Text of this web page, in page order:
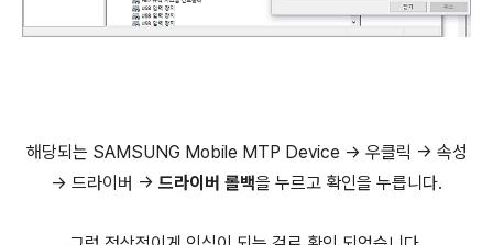
해당되는 SAMSUNG Mobile MTP Device -> 우클릭 -> 속성
-> 드라이버 -> 드라이버 롤백을 누르고 확인을 누릅니다.